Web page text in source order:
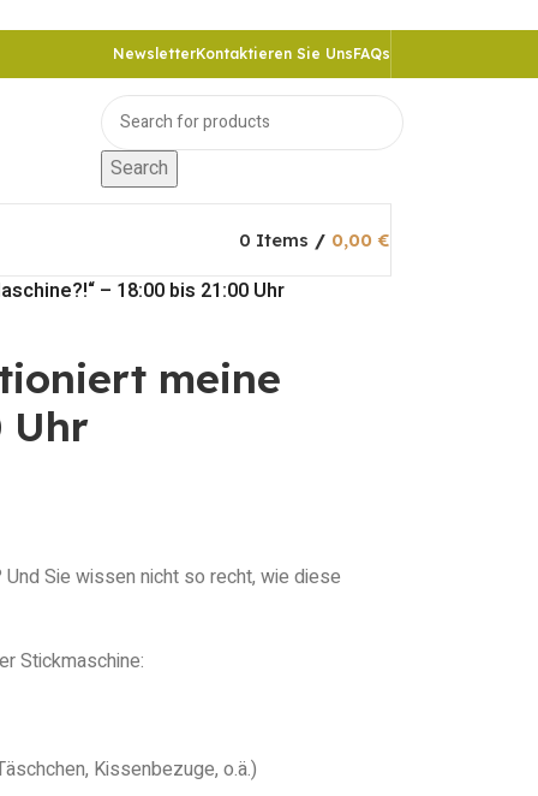
NewsletterKontaktieren Sie UnsFAQs
Search
0 Items / 0,00 €
– 18:00 bis 21:00 Uhr
meine
Uhr
Sie wissen nicht so recht, wie diese
Stickmaschine:
Kissenbezuge, o.ä.)